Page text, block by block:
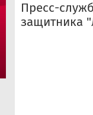
Пресс-
защитника